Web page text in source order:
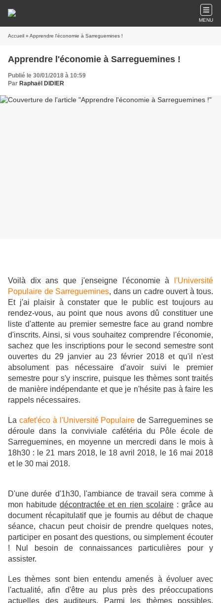
MENU
Accueil » Apprendre l'économie à Sarreguemines !
Apprendre l'économie à Sarreguemines !
Publié le 30/01/2018 à 10:59
Par Raphaël DIDIER
Voilà dix ans que j'enseigne l'économie à
l'Université
Populaire de Sarreguemines, dans un cadre ouvert à tous.
Et j'ai plaisir à constater que le public est toujours au
rendez-vous, au point que nous avons dû constituer une
liste d'attente au premier semestre face au grand nombre
d'inscrits. Ainsi, si vous souhaitez comprendre l'économie,
sachez que les inscriptions pour le second semestre sont
ouvertes du 29 janvier au 23 février 2018 et qu'il n'est
absolument pas nécessaire d'avoir suivi le premier
semestre pour s'y inscrire, puisque les thèmes sont traités
de manière indépendante et que je n'hésite pas à faire les
rappels nécessaires.
La cafet'éco à l'Université Populaire de Sarreguemines se
déroule dans la conviviale cafétéria du Pôle école de
Sarreguemines, en moyenne un mercredi dans le mois à
18h30 : le 21 mars 2018, le 18 avril 2018, le 16 mai 2018
et le 30 mai 2018.
D'une durée d'1h30, l'ambiance de travail sera comme à
mon habitudedécontractée et en rien scolaire: grâce au
document récapitulatif que je fournis au début de chaque
séance, chacun peut choisir de prendre quelques notes,
participer en posant des questions, ou simplement écouter
! Nul besoin de connaissances particulières pour y
assister.
Les thèmes sont bien entendu amenés à évoluer avec
l'actualité, afin d'être au plus près des préoccupations
actuelles des auditeurs. Parmi les thèmes possibles,